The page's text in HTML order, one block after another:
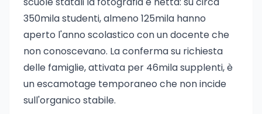
350mila studenti, almeno 125mila hanno
aperto l'anno scolastico con un docente che
non conoscevano. La conferma su richiesta
delle famiglie, attivata per 46mila supplenti, è
un escamotage temporaneo che non incide
sull'organico stabile.